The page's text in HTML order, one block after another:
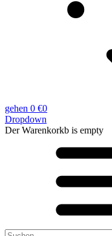
gehen 0 €0
Dropdown
Der Warenkorkb is empty